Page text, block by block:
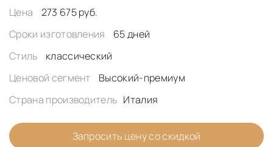
Цена
273 675 руб.
Сроки изготовления
65 дней
Стиль
классический
Ценовой сегмент
Высокий-премиум
Страна производитель Италия
Запросить цену со скидкой